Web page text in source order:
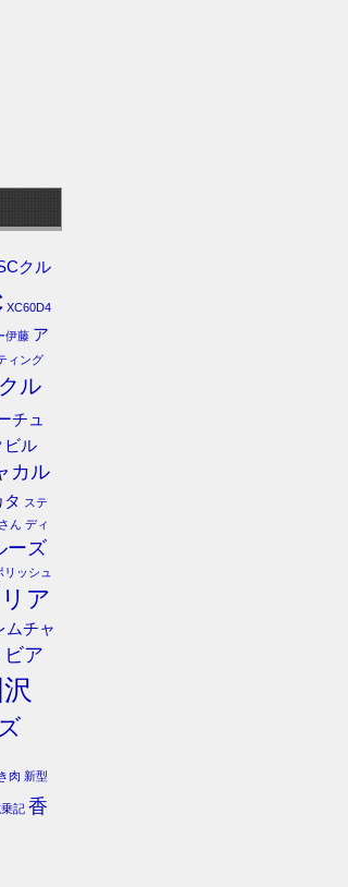
クル
XC60D4
伊藤 ア
ィング
ル
チュ
ビル
カル
ステ
ん ディ
ーズ
リッシュ
ア
ムチャ
ビア
肉 新型
記 香